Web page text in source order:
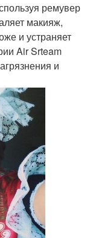
ремувер
макияж,
и устраняет
Air Srteam
и